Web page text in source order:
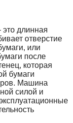
длинная
отверстие
или
после
которая
бумаги
Машина
силой и